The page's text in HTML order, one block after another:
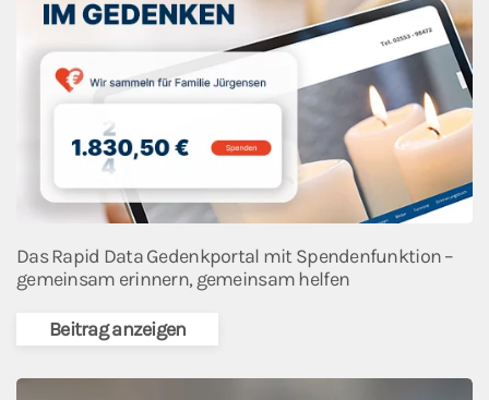
Das Rapid Data Gedenkportal mit Spendenfunktion –
gemeinsam erinnern, gemeinsam helfen
Beitrag anzeigen